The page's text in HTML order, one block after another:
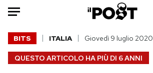
Auto
HOME
QUESTO ARTICOLO HA PIÙ DI 6 ANNI
BITS ITALIA Giovedì 9 luglio 2020